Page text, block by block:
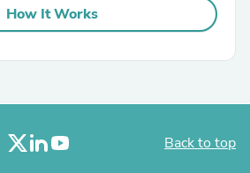
How It Works
Back to top